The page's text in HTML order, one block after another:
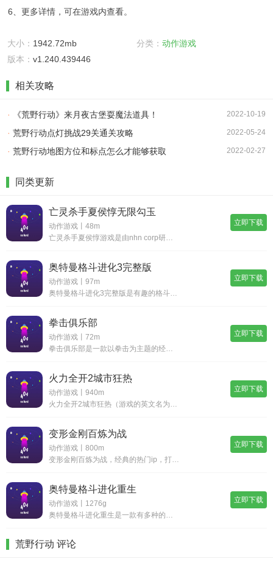
6、更多详情，可在游戏内查看。
大小： 1942.72mb 分类： 动作游戏
版本： v1.240.439446
相关攻略
2022-10-19
· 《荒野行动》来月夜古堡耍魔法道具！
2022-05-24
· 荒野行动点灯挑战29关通关攻略
2022-02-27
· 荒野行动地图方位和标点怎么才能够获取
同类更新
亡灵杀手夏侯惇无限勾玉
动作游戏丨48m
立即下载
奥特曼格斗进化3完整版
动作游戏丨97m
立即下载
拳击俱乐部
动作游戏丨72m
立即下载
火力全开2城市狂热
动作游戏丨940m
立即下载
变形金刚百炼为战
动作游戏丨800m
立即下载
奥特曼格斗进化重生
动作游戏丨1276g
立即下载
荒野行动 评论